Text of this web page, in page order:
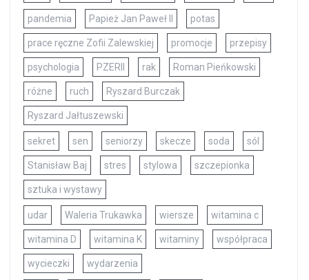
pandemia Papież Jan Paweł II potas
prace ręczne Zofii Zalewskiej promocje przepisy
psychologia PZERII rak Roman Pieńkowski
różne ruch Ryszard Burczak
Ryszard Jałtuszewski
sekret sen seniorzy skecze soda sól
Stanisław Baj stres stylowa szczepionka
sztuka i wystawy
udar Waleria Trukawka wiersze witamina c
witamina D witamina K witaminy współpraca
wycieczki wydarzenia